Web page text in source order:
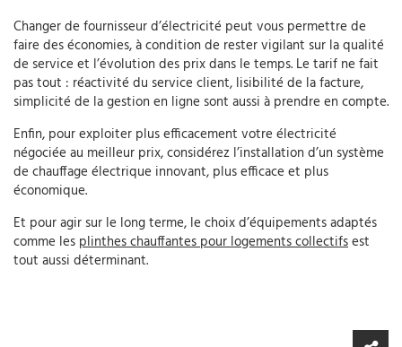
Changer de fournisseur d’électricité peut vous permettre de
faire des économies, à condition de rester vigilant sur la qualité
de service et l’évolution des prix dans le temps. Le tarif ne fait
pas tout : réactivité du service client, lisibilité de la facture,
simplicité de la gestion en ligne sont aussi à prendre en compte.
Enfin, pour exploiter plus efficacement votre électricité
négociée au meilleur prix, considérez l’installation d’un système
de chauffage électrique innovant, plus efficace et plus
économique.
Et pour agir sur le long terme, le choix d’équipements adaptés
comme les plinthes chauffantes pour logements collectifsest
tout aussi déterminant.